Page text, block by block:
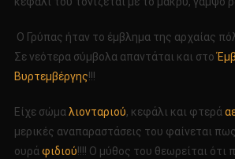
Ο Γρύπας ήταν το έμβλημα της αρχαίας
Σε νεότερα σύμβολα απαντάται και στο
Βυρτεμβέργης!!!
Είχε σώμα λιονταριού, κεφάλι και φτερά
μερικές αναπαραστάσεις του φαίνεται πως
ουρά φιδιού!!!! Ο μύθος του θεωρείται ότι